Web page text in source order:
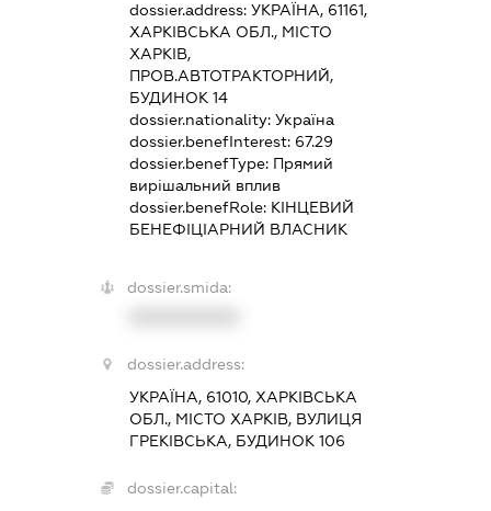
dossier.address:УКРАЇНА, 61161,
ХАРКІВСЬКА ОБЛ., МІСТО
ХАРКІВ,
ПРОВ.АВТОТРАКТОРНИЙ,
БУДИНОК 14
dossier.nationality:Україна
dossier.benefInterest: 67.29
dossier.benefType: Прямий
вирішальний вплив
dossier.benefRole: КІНЦЕВИЙ
БЕНЕФІЦІАРНИЙ ВЛАСНИК
dossier.smida:
dossier.address:
УКРАЇНА, 61010, ХАРКІВСЬКА
ОБЛ., МІСТО ХАРКІВ, ВУЛИЦЯ
ГРЕКІВСЬКА, БУДИНОК 106
dossier.capital: